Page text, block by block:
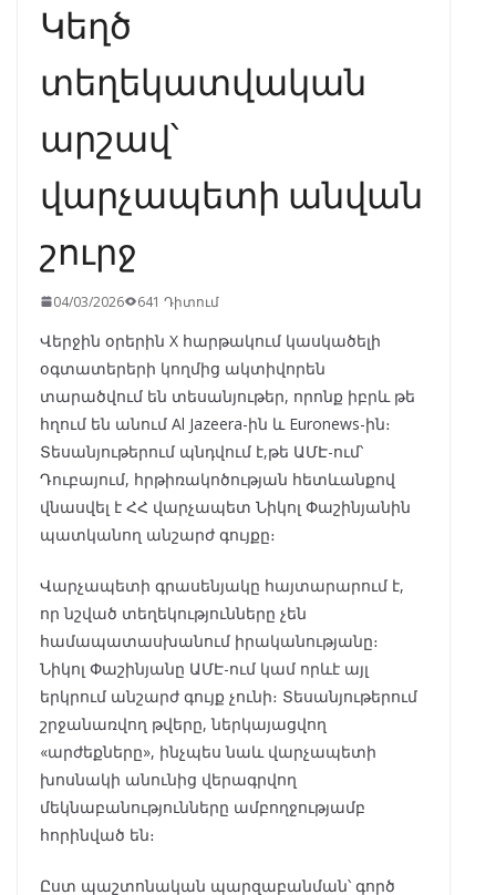
Կեղծ
տեղեկատվական
արշավ՝
վարչապետի անվան
շուրջ
04/03/2026 641 Դիտում
Վերջին օրերին X հարթակում կասկածելի
օգտատերերի կողմից ակտիվորեն
տարածվում են տեսանյութեր, որոնք իբրև թե
հղում են անում Al Jazeera-ին և Euronews-ին։
Տեսանյութերում պնդվում է,թե ԱՄԷ-ում՝
Դուբայում, հրթիռակոծության հետևանքով
վնասվել է ՀՀ վարչապետ Նիկոլ Փաշինյանին
պատկանող անշարժ գույքը։
Վարչապետի գրասենյակը հայտարարում է,
որ նշված տեղեկությունները չեն
համապատասխանում իրականությանը։
Նիկոլ Փաշինյանը ԱՄԷ-ում կամ որևէ այլ
երկրում անշարժ գույք չունի։ Տեսանյութերում
շրջանառվող թվերը, ներկայացվող
«արժեքները», ինչպես նաև վարչապետի
խոսնակի անունից վերագրվող
մեկնաբանությունները ամբողջությամբ
հորինված են։
Ըստ պաշտոնական պարզաբանման՝ գործ